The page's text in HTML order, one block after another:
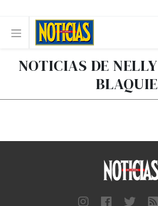
NOTICIAS DE